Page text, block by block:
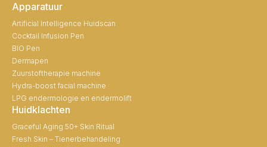
Apparatuur
Artificial Intelligence Huidscan
Cocktail Infusion Pen
BIO Pen
Dermapen
Zuurstoftherapie machine
Hydra-boost facial machine
LPG endermologie en endermolift
Huidklachten
Graceful Aging 50+ Skin Ritual
Fresh Skin – Tienerbehandeling